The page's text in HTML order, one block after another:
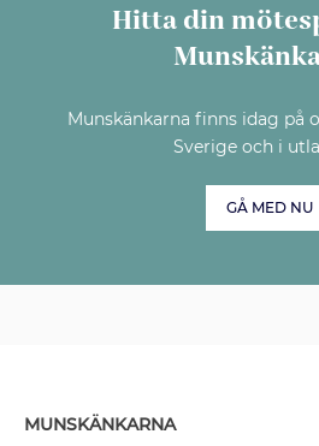
Hitta din
Munskänkarna finns idag på
Sverige och i
GÅ MED NU
MUNSKÄNKARNA